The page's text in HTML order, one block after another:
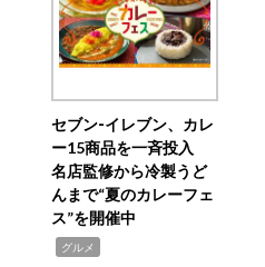
セブン‐イレブン、カレ
ー15商品を一斉投入
名店監修から冷製うど
んまで“夏のカレーフェ
ス”を開催中
グルメ